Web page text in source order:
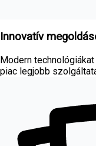
Innovatív
Modern
piac legjobb